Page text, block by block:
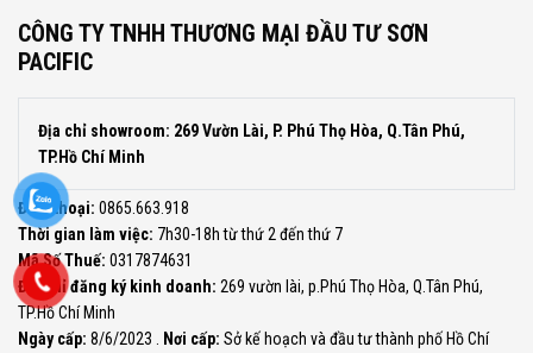
CÔNG TY TNHH THƯƠNG MẠI ĐẦU TƯ SƠN
PACIFIC
Địa chỉ showroom: 269 Vườn Lài, P. Phú Thọ Hòa, Q.Tân Phú,
TP.Hồ Chí Minh
Điện thoại: 0865.663.918
Thời gian làm việc: 7h30-18h từ thứ 2 đến thứ 7
Mã Số Thuế: 0317874631
Địa chỉ đăng ký kinh doanh: 269 vườn lài, p.Phú Thọ Hòa, Q.Tân Phú,
TP.Hồ Chí Minh
Ngày cấp: 8/6/2023 . Nơi cấp: Sở kế hoạch và đầu tư thành phố Hồ Chí